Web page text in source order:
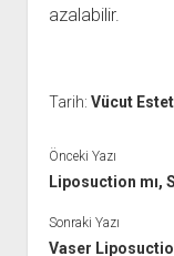
azalabilir.
Tarih: Vücut
Önceki Yazı
Liposuction mı,
Sonraki Yazı
Vaser